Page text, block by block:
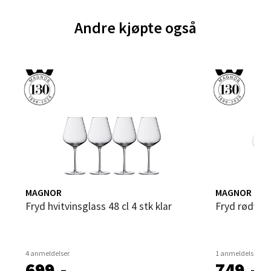
Andre kjøpte også
MAGNOR
Fryd hvitvinsglass 48 cl 4 stk klar
4 anmeldelser
MAGNOR
Fryd
1 anmeldelse
Bergen - Thon Senter Sartor
Sartorvegen 12, 5353 Straume
Åpent i dag 10-21
0 i butikk
Velg
Trondheim - Sirkus Shopping